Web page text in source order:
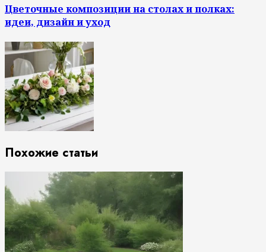
Цветочные композиции на столах и полках:
идеи, дизайн и уход
Похожие статьи